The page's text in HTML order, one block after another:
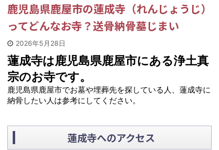
鹿児島県鹿屋市の蓮成寺（れんじょうじ）
ってどんなお寺？送骨納骨墓じまい
2026年5月28日
蓮成寺は鹿児島県鹿屋市にある浄土真
宗のお寺です。
鹿児島県鹿屋市でお墓や埋葬先を探している人、蓮成寺に
納骨したい人は参考にしてください。
蓮成寺へのアクセス